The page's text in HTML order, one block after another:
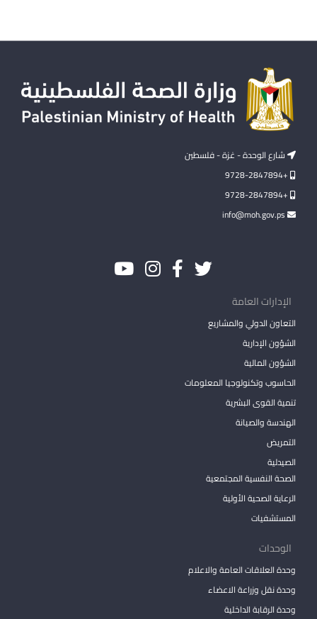
شارع الوحدة - غزة - فلسطين
+9728-2847894
+9728-2847894
الإدارات العامة
التعاون الدولي والمشاريع
الشؤون الإدارية
الشؤون المالية
الحاسوب وتكنولوجيا المعلومات
تنمية القوى البشرية
الهندسة والصيانة
التمريض
الصيدلية
الصحة النفسية المجتمعية
الرعاية الصحية الأولية
المستشفيات
الوحدات
وحدة العلاقات العامة والاعلام
وحدة نقل وزراعة الاعضاء
وحدة الرقابة الداخلية